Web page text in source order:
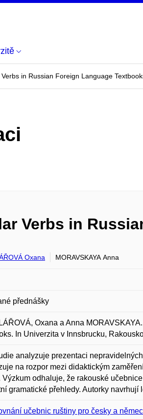
in Russian Foreign Language
Verbs in
Oxana MORAVSKAYA Anna
přednášky
Oxana a Anna
In Univerzita v Innsbrucku,
analyzuje prezentaci
na rozpor mezi didaktickým
Výzkum odhaluje, že rakouské
gramatické přehledy. Autorky
učebnic ruštiny pro česky a